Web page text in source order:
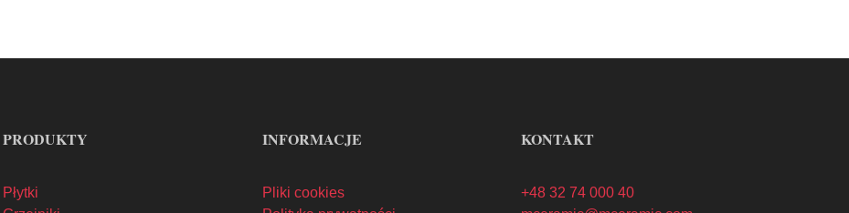
PRODUKTY
Płytki
INFORMACJE
Pliki cookies
KONTAKT
+48 32 74 000 40